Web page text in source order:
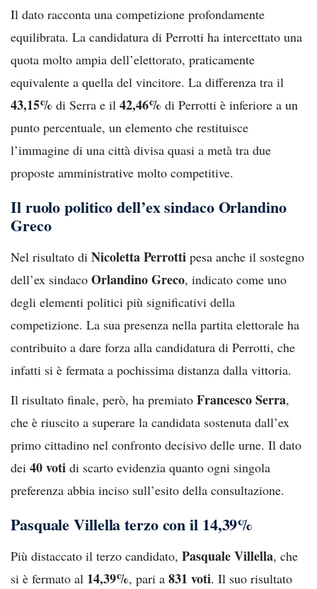
Il dato racconta una competizione profondamente
equilibrata. La candidatura di Perrotti ha intercettato una
quota molto ampia dell’elettorato, praticamente
equivalente a quella del vincitore. La differenza tra il
43,15% di Serra e il 42,46% di Perrotti è inferiore a un
punto percentuale, un elemento che restituisce
l’immagine di una città divisa quasi a metà tra due
proposte amministrative molto competitive.
Il ruolo politico dell’ex sindaco Orlandino
Greco
Nel risultato di Nicoletta Perrotti pesa anche il sostegno
dell’ex sindaco Orlandino Greco, indicato come uno
degli elementi politici più significativi della
competizione. La sua presenza nella partita elettorale ha
contribuito a dare forza alla candidatura di Perrotti, che
infatti si è fermata a pochissima distanza dalla vittoria.
Il risultato finale, però, ha premiato Francesco Serra,
che è riuscito a superare la candidata sostenuta dall’ex
primo cittadino nel confronto decisivo delle urne. Il dato
dei 40 voti di scarto evidenzia quanto ogni singola
preferenza abbia inciso sull’esito della consultazione.
Pasquale Villella terzo con il 14,39%
Più distaccato il terzo candidato, Pasquale Villella, che
si è fermato al 14,39%, pari a 831 voti. Il suo risultato